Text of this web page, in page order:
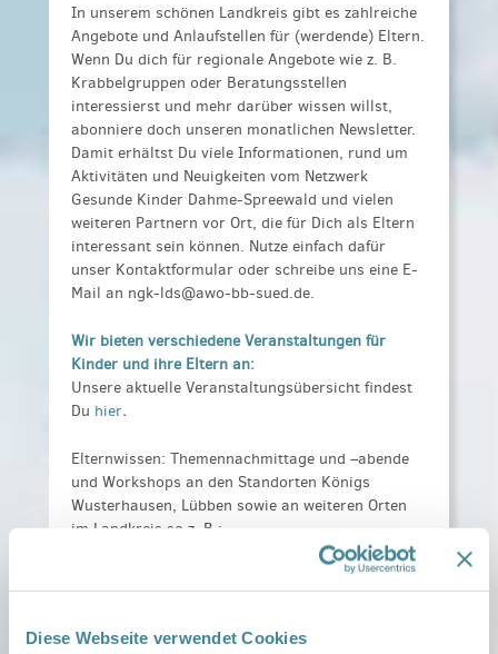
Diese Webseite verwendet Cookies
In unserem schönen Landkreis gibt es zahlreiche
Angebote und Anlaufstellen für (werdende) Eltern.
Wenn Du dich für regionale Angebote wie z. B.
Krabbelgruppen oder Beratungsstellen
interessierst und mehr darüber wissen willst,
abonniere doch unseren monatlichen Newsletter.
Damit erhältst Du viele Informationen, rund um
Aktivitäten und Neuigkeiten vom Netzwerk
Gesunde Kinder Dahme-Spreewald und vielen
weiteren Partnern vor Ort, die für Dich als Eltern
interessant sein können. Nutze einfach dafür
unser Kontaktformular oder schreibe uns eine E-
Mail an ngk-lds@awo-bb-sued.de.
Wir bieten verschiedene Veranstaltungen für
Kinder und ihre Eltern an:
Unsere aktuelle Veranstaltungsübersicht findest
Du hier.
Elternwissen: Themennachmittage und –abende
und Workshops an den Standorten Königs
Wusterhausen, Lübben sowie an weiteren Orten
im Landkreis so z. B.:
Erste-Hilfe-Maßnahmen am Säugling und
Autonomiephase – Wenn Kinder ihren